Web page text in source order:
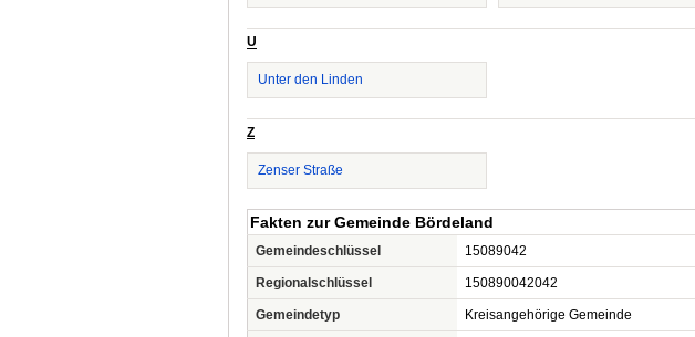
U
Unter den Linden
Z
Zenser Straße
Fakten zur Gemeinde Bördeland
Gemeindeschlüssel 15089042
Regionalschlüssel 150890042042
Gemeindetyp Kreisangehörige Gemeinde